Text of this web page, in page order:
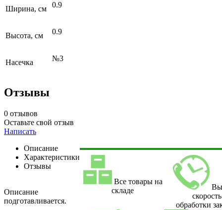
Ширина, см 0.9
Высота, см 0.9
Насечка №3
Отзывы
0 отзывов
Оставьте свой отзыв
Написать
Описание
Характеристики
Отзывы
Описание
подготавливается.
Все товары на
складе
скорость
обработки